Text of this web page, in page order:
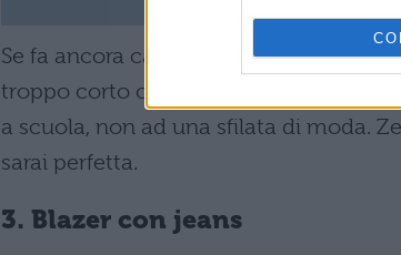
Se fa ancora caldo, potresti optare per
troppo corto o eccessivamente
a scuola, non ad una sfilata di moda.
sarai perfetta.
3. Blazer con jeans